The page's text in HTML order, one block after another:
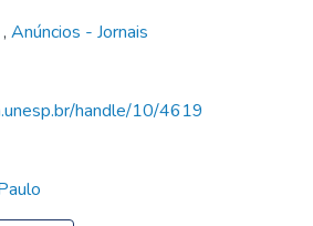
, Anúncios - Jornais
handle/10/4619